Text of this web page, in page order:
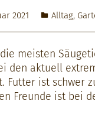
2021 Alltag,
meis­ten
den aktuell
Fut­ter ist schw­er
Fre­unde ist bei